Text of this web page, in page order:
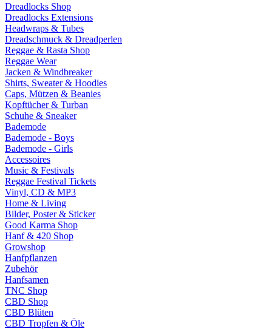
Dreadlocks Shop
Dreadlocks Extensions
Headwraps & Tubes
Dreadschmuck & Dreadperlen
Reggae & Rasta Shop
Reggae Wear
Jacken & Windbreaker
Shirts, Sweater & Hoodies
Caps, Mützen & Beanies
Kopftücher & Turban
Schuhe & Sneaker
Bademode
Bademode - Boys
Bademode - Girls
Accessoires
Music & Festivals
Reggae Festival Tickets
Vinyl, CD & MP3
Home & Living
Bilder, Poster & Sticker
Good Karma Shop
Hanf & 420 Shop
Growshop
Hanfpflanzen
Zubehör
Hanfsamen
TNC Shop
CBD Shop
CBD Blüten
CBD Tropfen & Öle